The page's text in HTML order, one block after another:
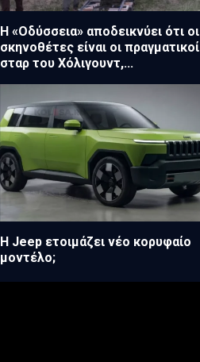
Η «Οδύσσεια» αποδεικνύει ότι οι
σκηνοθέτες είναι οι πραγματικοί
σταρ του Χόλιγουντ,...
H Jeep ετοιμάζει νέο κορυφαίο
μοντέλο;